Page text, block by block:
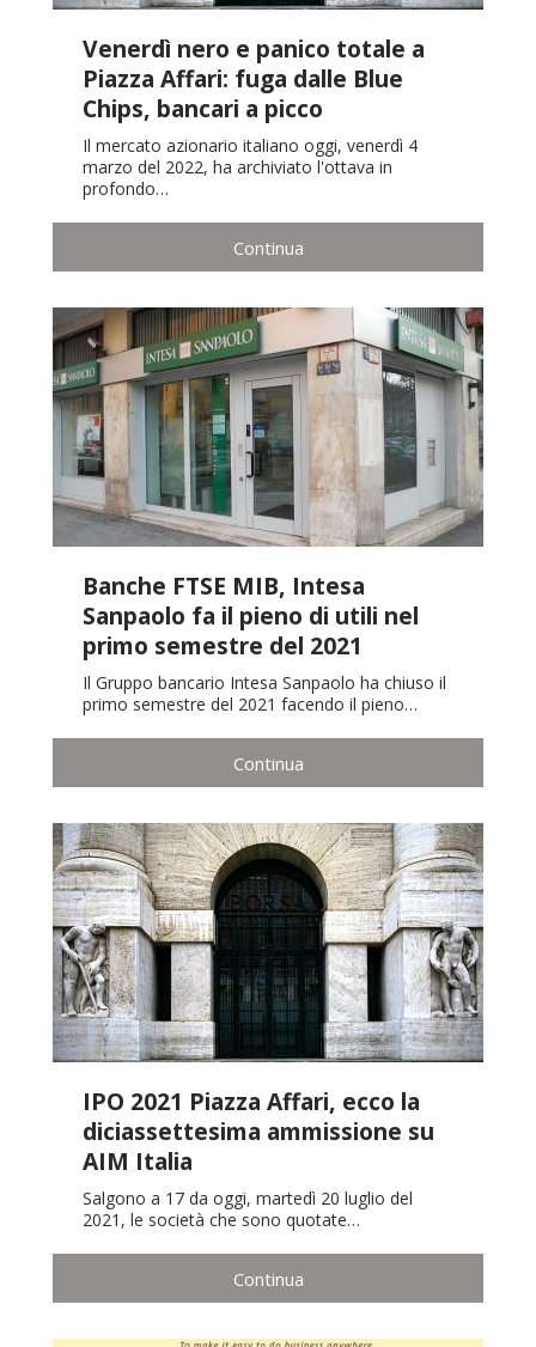
Venerdì nero e panico totale a
Piazza Affari: fuga dalle Blue
Chips, bancari a picco
Il mercato azionario italiano oggi, venerdì 4
marzo del 2022, ha archiviato l'ottava in
profondo…
Continua
Banche FTSE MIB, Intesa
Sanpaolo fa il pieno di utili nel
primo semestre del 2021
Il Gruppo bancario Intesa Sanpaolo ha chiuso il
primo semestre del 2021 facendo il pieno…
Continua
IPO 2021 Piazza Affari, ecco la
diciassettesima ammissione su
AIM Italia
Salgono a 17 da oggi, martedì 20 luglio del
2021, le società che sono quotate…
Continua